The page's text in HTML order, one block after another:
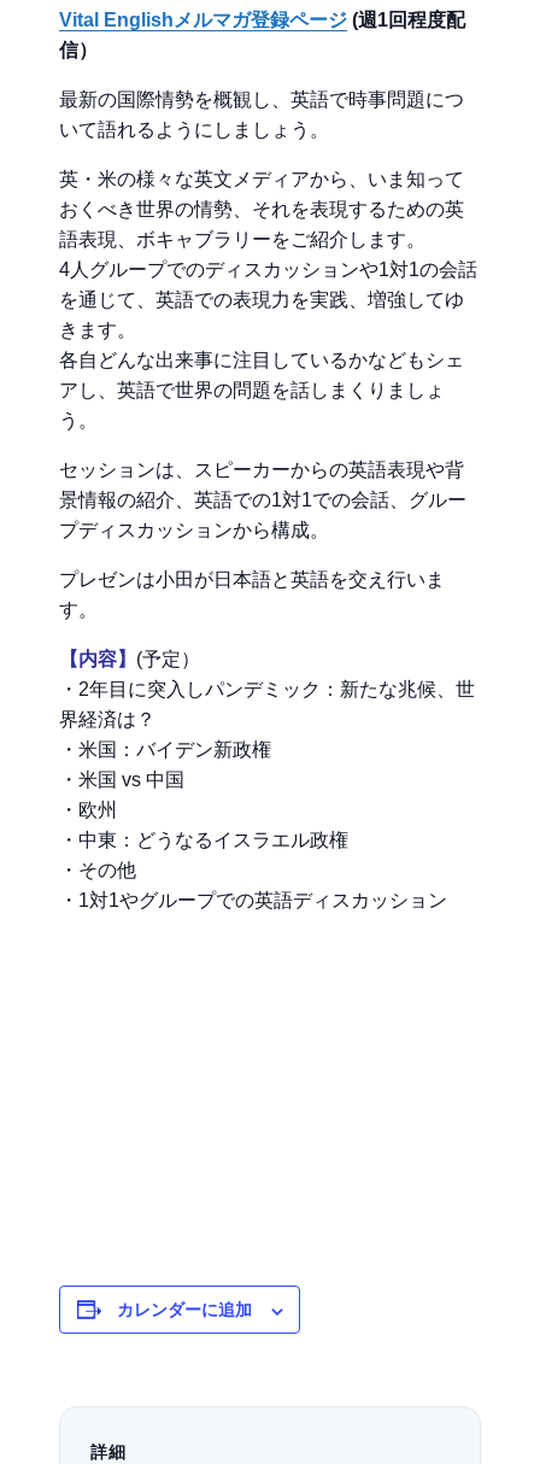
Vital Englishメルマガ登録ページ (週1回程度配
信）
最新の国際情勢を概観し、英語で時事問題につ
いて語れるようにしましょう。
英・米の様々な英文メディアから、いま知って
おくべき世界の情勢、それを表現するための英
語表現、ボキャブラリーをご紹介します。
4人グループでのディスカッションや1対1の会話
を通じて、英語での表現力を実践、増強してゆ
きます。
各自どんな出来事に注目しているかなどもシェ
アし、英語で世界の問題を話しまくりましょ
う。
セッションは、スピーカーからの英語表現や背
景情報の紹介、英語での1対1での会話、グルー
プディスカッションから構成。
プレゼンは小田が日本語と英語を交え行いま
す。
【内容】 (予定）
・2年目に突入しパンデミック：新たな兆候、世
界経済は？
・米国：バイデン新政権
・米国 vs 中国
・欧州
・中東：どうなるイスラエル政権
・その他
・1対1やグループでの英語ディスカッション
カレンダーに追加
詳細